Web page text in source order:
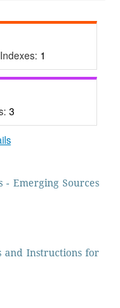
1
3
- Emerging Sources
and Instructions for